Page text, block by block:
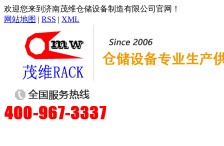
欢迎您来到济南茂维仓储设备制造有限公司官网！
网站地图 | RSS | XML